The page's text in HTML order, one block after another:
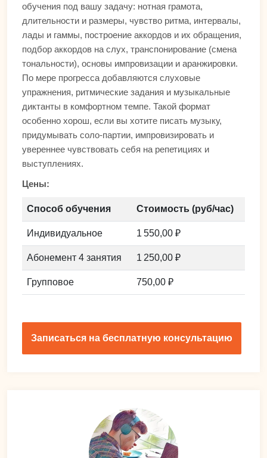
обучения под вашу задачу: нотная грамота,
длительности и размеры, чувство ритма, интервалы,
лады и гаммы, построение аккордов и их обращения,
подбор аккордов на слух, транспонирование (смена
тональности), основы импровизации и аранжировки.
По мере прогресса добавляются слуховые
упражнения, ритмические задания и музыкальные
диктанты в комфортном темпе. Такой формат
особенно хорош, если вы хотите писать музыку,
придумывать соло-партии, импровизировать и
увереннее чувствовать себя на репетициях и
выступлениях.
Цены:
Способ обучения Стоимость (руб/час)
Индивидуальное 1 550,00 ₽
Абонемент 4 занятия 1 250,00 ₽
Групповое 750,00 ₽
Записаться на бесплатную консультацию